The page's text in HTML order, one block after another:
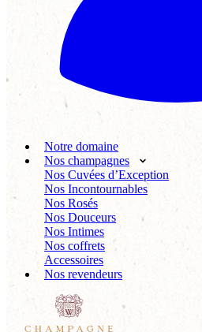
Notre domaine
Nos champagnes
Nos Cuvées d’Exception
Nos Incontournables
Nos Rosés
Nos Douceurs
Nos Intimes
Nos coffrets
Accessoires
Nos revendeurs